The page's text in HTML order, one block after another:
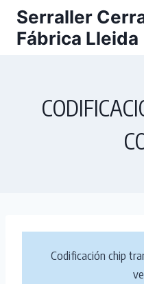
Saltar
contenido
Serraller
Fábrica Lleida
Codificación chip